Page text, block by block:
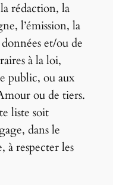
rédaction, la
l’émission, la
et/ou de
à la loi,
public, ou aux
ou de tiers.
liste soit
dans le
à respecter les